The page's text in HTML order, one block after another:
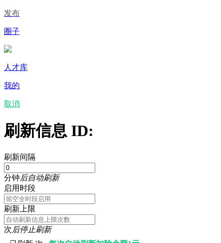
发布
圈子
人才库
我的
取消
刷新信息 ID:
刷新间隔
分钟后自动刷新
启用时段
刷新上限
次后停止刷新